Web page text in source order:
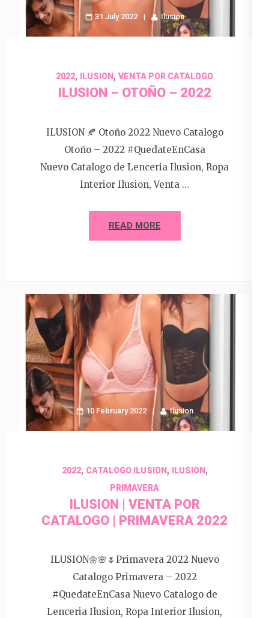
31 July 2022 Ilusion
2022, ILUSION , VENTA POR CATALOGO
ILUSION – OTOÑO – 2022
ILUSION 🍂 Otoño 2022 Nuevo Catalogo
Otoño – 2022 #QuedateEnCasa
Nuevo Catalogo de Lenceria Ilusion, Ropa
Interior Ilusion, Venta …
READ MORE
10 February 2022 Ilusion
2022, CATALOGO ILUSION, ILUSION,
PRIMAVERA
ILUSION | VENTA POR
CATALOGO | PRIMAVERA 2022
ILUSION🌼🌸🌷Primavera 2022 Nuevo
Catalogo Primavera – 2022
#QuedateEnCasa Nuevo Catalogo de
Lenceria Ilusion, Ropa Interior Ilusion,